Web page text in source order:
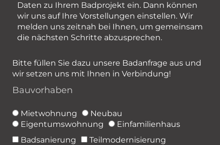
Daten zu Ihrem Badprojekt ein. Dann können
wir uns auf Ihre Vorstellungen einstellen. Wir
melden uns zeitnah bei Ihnen, um gemeinsam
die nächsten Schritte abzusprechen.
Bitte füllen Sie dazu unsere Badanfrage aus und
wir setzen uns mit Ihnen in Verbindung!
Bauvorhaben
Mietwohnung
Neubau
Eigentumswohnung
Einfamilienhaus
Badsanierung
Teilmodernisierung